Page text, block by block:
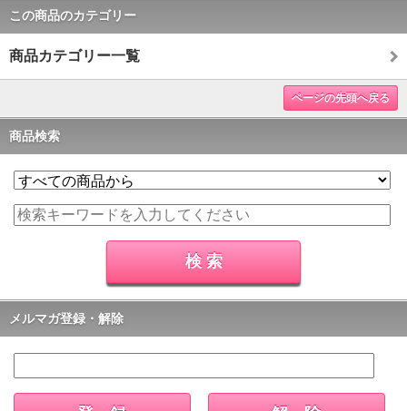
この商品のカテゴリー
商品カテゴリー一覧
ページの先頭へ戻る
商品検索
メルマガ登録・解除